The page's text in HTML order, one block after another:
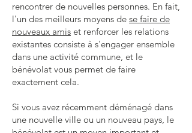
rencontrer de nouvelles personnes. En fait,
l'un des meilleurs moyens de se faire de
nouveaux amis et renforcer les relations
existantes consiste à s'engager ensemble
dans une activité commune, et le
bénévolat vous permet de faire
exactement cela.
Si vous avez récemment déménagé dans
une nouvelle ville ou un nouveau pays, le